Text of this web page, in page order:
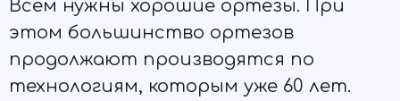
Всем нужны хорошие ортезы. При
этом большинство ортезов
продолжают производятся по
технологиям, которым уже 60 лет.